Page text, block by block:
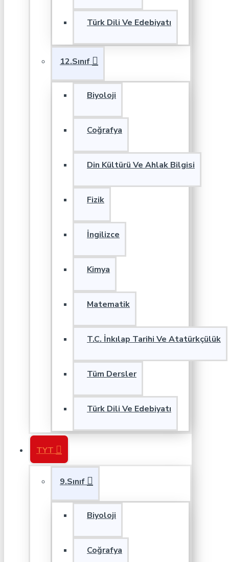
Türk Dili Ve Edebiyatı
12.Sınıf
Biyoloji
Coğrafya
Din Kültürü Ve Ahlak Bilgisi
Fizik
İngilizce
Kimya
Matematik
T.C. İnkılap Tarihi Ve Atatürkçülük
Tüm Dersler
Türk Dili Ve Edebiyatı
TYT
9.Sınıf
Biyoloji
Coğrafya